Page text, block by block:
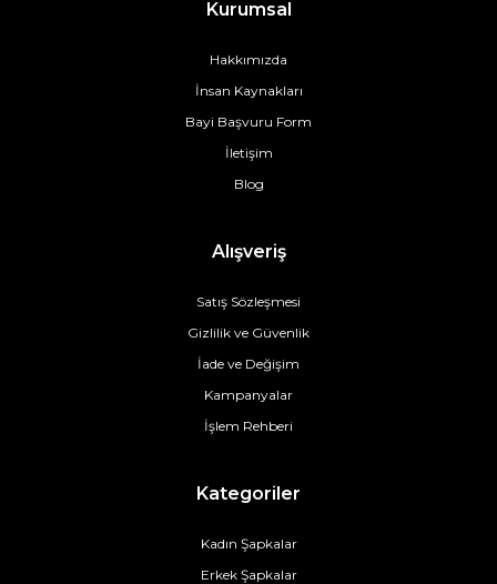
Kurumsal
Hakkımızda
İnsan Kaynakları
Bayi Başvuru Form
İletişim
Blog
Alışveriş
Satış Sözleşmesi
Gizlilik ve Güvenlik
İade ve Değişim
Kampanyalar
İşlem Rehberi
Kategoriler
Kadın Şapkalar
Erkek Şapkalar